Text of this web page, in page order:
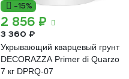
-15%
2 856 ₽
3 360 ₽
Укрывающий кварцевый грунт
DECORAZZA Primer di Quarzo
7 кг DPRQ-07